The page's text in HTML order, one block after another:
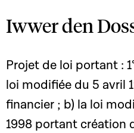
Iwwer den
Projet de loi portant :
loi modifiée du 5 avril
financier ; b) la loi
1998 portant création